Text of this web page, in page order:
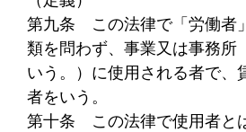
第九条 この法律で「労働者
類を問わず、事業又は事務所
いう。）に使用される者で、
者をいう。
第十条 この法律で使用者と